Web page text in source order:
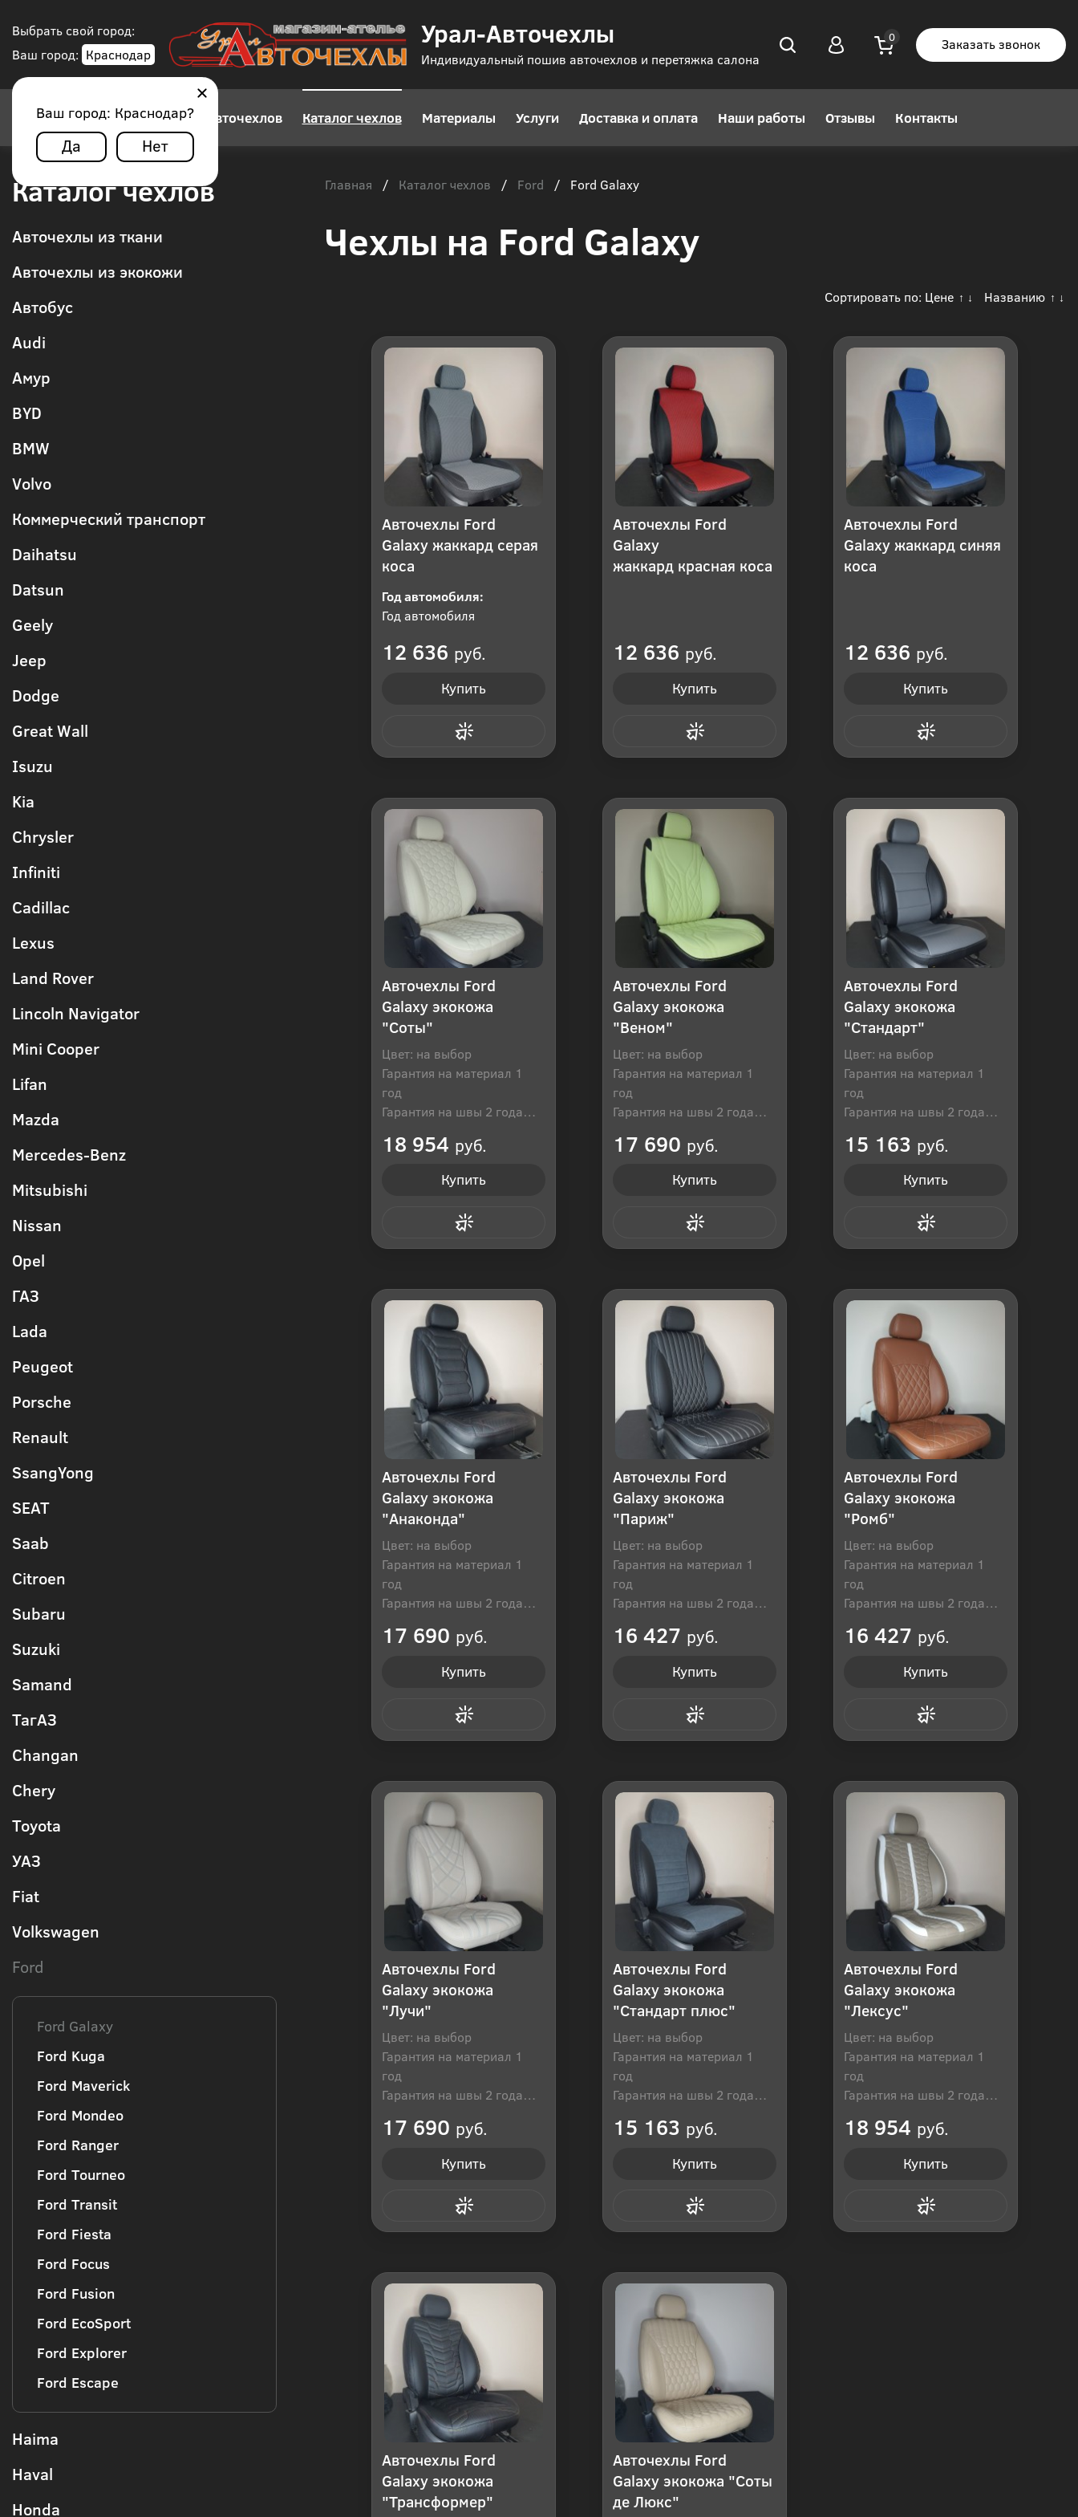
Выбрать свой город:
Ваш город: Краснодар
Ваш город: Краснодар?
Да Нет
Урал-Авточехлы
Индивидуальный пошив авточехлов и перетяжка салона
Заказать звонок
Конструктор авточехлов Каталог чехлов Материалы Услуги Доставка и оплата Наши работы Отзывы Контакты
Каталог чехлов
Авточехлы из ткани
Авточехлы из экокожи
Автобус
Audi
Амур
BYD
BMW
Volvo
Коммерческий транспорт
Daihatsu
Datsun
Geely
Jeep
Dodge
Great Wall
Isuzu
Kia
Chrysler
Infiniti
Cadillac
Lexus
Land Rover
Lincoln Navigator
Mini Cooper
Lifan
Mazda
Mercedes-Benz
Mitsubishi
Nissan
Opel
ГАЗ
Lada
Peugeot
Porsche
Renault
SsangYong
SEAT
Saab
Citroen
Subaru
Suzuki
Samand
ТагАЗ
Changan
Chery
Toyota
УАЗ
Fiat
Volkswagen
Ford
Ford Galaxy
Ford Kuga
Ford Maverick
Ford Mondeo
Ford Ranger
Ford Tourneo
Ford Transit
Ford Fiesta
Ford Focus
Ford Fusion
Ford EcoSport
Ford Explorer
Ford Escape
Haima
Haval
Honda
Главная / Каталог чехлов / Ford / Ford Galaxy
Чехлы на Ford Galaxy
Сортировать по: Цене ↑ ↓ Названию ↑ ↓
Авточехлы Ford
Galaxy жаккард серая
коса
Год автомобиля:
Год автомобиля
12 636 руб.
Купить
Авточехлы Ford
Galaxy
жаккард красная коса
12 636 руб.
Купить
Авточехлы Ford
Galaxy жаккард синяя
коса
12 636 руб.
Купить
Авточехлы Ford
Galaxy экокожа
"Соты"
Цвет: на выбор
Гарантия на материал 1
год
Гарантия на швы 2 года
18 954 руб.
Купить
Авточехлы Ford
Galaxy экокожа
"Веном"
Цвет: на выбор
Гарантия на материал 1
год
Гарантия на швы 2 года
17 690 руб.
Купить
Авточехлы Ford
Galaxy экокожа
"Стандарт"
Цвет: на выбор
Гарантия на материал 1
год
Гарантия на швы 2 года
15 163 руб.
Купить
Авточехлы Ford
Galaxy экокожа
"Анаконда"
Цвет: на выбор
Гарантия на материал 1
год
Гарантия на швы 2 года
17 690 руб.
Купить
Авточехлы Ford
Galaxy экокожа
"Париж"
Цвет: на выбор
Гарантия на материал 1
год
Гарантия на швы 2 года
16 427 руб.
Купить
Авточехлы Ford
Galaxy экокожа
"Ромб"
Цвет: на выбор
Гарантия на материал 1
год
Гарантия на швы 2 года
16 427 руб.
Купить
Авточехлы Ford
Galaxy экокожа
"Лучи"
Цвет: на выбор
Гарантия на материал 1
год
Гарантия на швы 2 года
17 690 руб.
Купить
Авточехлы Ford
Galaxy экокожа
"Стандарт плюс"
Цвет: на выбор
Гарантия на материал 1
год
Гарантия на швы 2 года
15 163 руб.
Купить
Авточехлы Ford
Galaxy экокожа
"Лексус"
Цвет: на выбор
Гарантия на материал 1
год
Гарантия на швы 2 года
18 954 руб.
Купить
Авточехлы Ford
Galaxy экокожа
"Трансформер"
Авточехлы Ford
Galaxy экокожа "Соты
де Люкс"